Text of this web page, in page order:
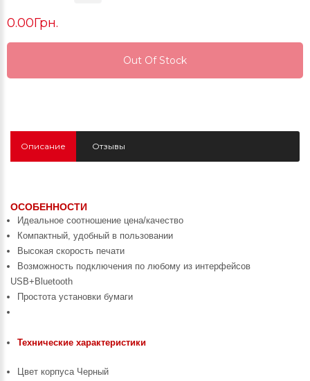
0.00Грн.
Out Of Stock
Out Of Stock
Описание Отзывы
ОСОБЕННОСТИ
Идеальное соотношение цена/качество
Компактный, удобный в пользовании
Высокая скорость печати
Возможность подключения по любому из интерфейсов
USB+Bluetooth
Простота установки бумаги
Технические характеристики
Цвет корпуса Черный